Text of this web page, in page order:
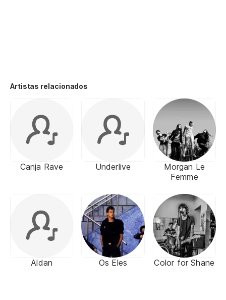
Artistas relacionados
Canja Rave Underlive
Morgan Le
Femme
Aldan Os Eles Color for Shane